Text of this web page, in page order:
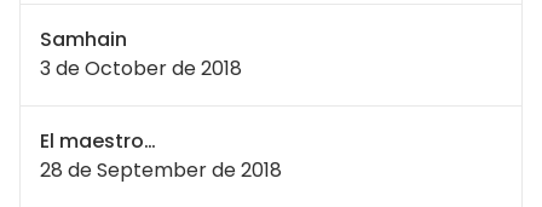
Samhain
3 de October de 2018
El maestro…
28 de September de 2018